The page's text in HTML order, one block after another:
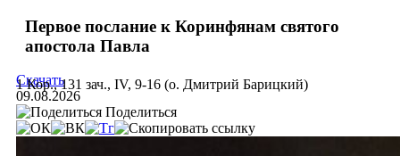
Первое послание к Коринфянам святого
апостола Павла
1 Кор., 131 зач., IV, 9-16 (о. Дмитрий Барицкий)
Скачать
09.08.2026
Поделиться